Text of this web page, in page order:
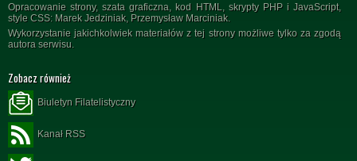
Opracowanie strony, szata graficzna, kod HTML, skrypty PHP i JavaScript,
style CSS: Marek Jedziniak, Przemysław Marciniak.
Wykorzystanie jakichkolwiek materiałów z tej strony możliwe tylko za zgodą
autora serwisu.
Zobacz również
Biuletyn Filatelistyczny
Kanał RSS